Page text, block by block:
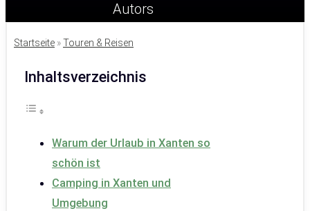
Startseite »Touren & Reisen
Inhaltsverzeichnis
Warum der Urlaub in Xanten so
schön ist
Camping in Xanten und
Umgebung